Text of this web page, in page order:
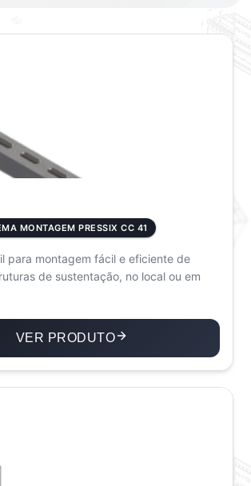
MONTAGEM PRESSIX CC 41
para montagem fácil e eficiente de
de sustentação, no local ou em
VER PRODUTO